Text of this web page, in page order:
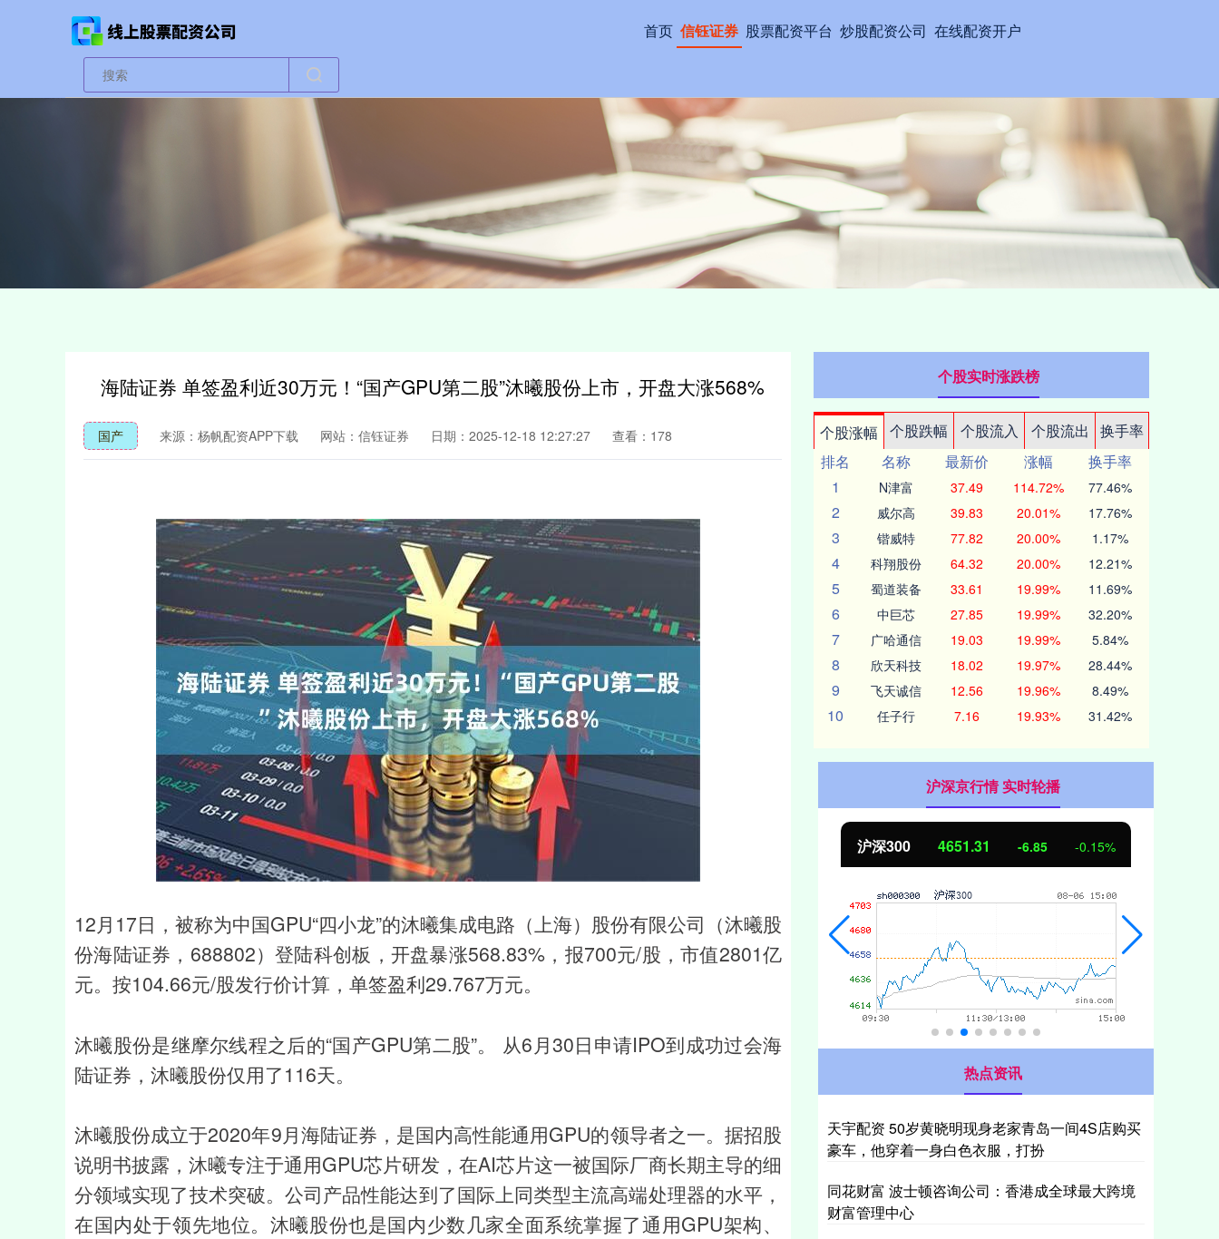
首页 信钰证券 股票配资平台 炒股配资公司 在线配资开户
海陆证券 单签盈利近30万元！“国产GPU第二股”沐曦股份上市，开盘大涨568%
国产 来源：杨帆配资APP下载 网站：信钰证券 日期：2025-12-18 12:27:27 查看：178
12月17日，被称为中国GPU“四小龙”的沐曦集成电路（上海）股份有限公司（沐曦股
份海陆证券，688802）登陆科创板，开盘暴涨568.83%，报700元/股，市值2801亿
元。按104.66元/股发行价计算，单签盈利29.767万元。
沐曦股份是继摩尔线程之后的“国产GPU第二股”。 从6月30日申请IPO到成功过会海
陆证券，沐曦股份仅用了116天。
沐曦股份成立于2020年9月海陆证券，是国内高性能通用GPU的领导者之一。据招股
说明书披露，沐曦专注于通用GPU芯片研发，在AI芯片这一被国际厂商长期主导的细
分领域实现了技术突破。公司产品性能达到了国际上同类型主流高端处理器的水平，
在国内处于领先地位。沐曦股份也是国内少数几家全面系统掌握了通用GPU架构、
个股实时涨跌榜
个股涨幅 个股跌幅 个股流入 个股流出
换手率
排名
名称 最新价 涨幅
换手率
1
N津富 37.49 114.72% 77.46%
2 威尔高 39.83 20.01% 17.76%
3 锴威特 77.82 20.00% 1.17%
4 科翔股份 64.32 20.00% 12.21%
5 蜀道装备 33.61 19.99% 11.69%
6 中巨芯 27.85 19.99% 32.20%
7 广哈通信 19.03 19.99% 5.84%
8 欣天科技 18.02 19.97% 28.44%
9 飞天诚信 12.56 19.96% 8.49%
10 任子行 7.16 19.93% 31.42%
沪深京行情 实时轮播
上证指数 3900.35 21.92 0.57% 深证成指 沪深300 4651.31 -6.85 -0.15%
热点资讯
天宇配资 50岁黄晓明现身老家青岛一间4S店购买
豪车，他穿着一身白色衣服，打扮
同花财富 波士顿咨询公司：香港成全球最大跨境
财富管理中心